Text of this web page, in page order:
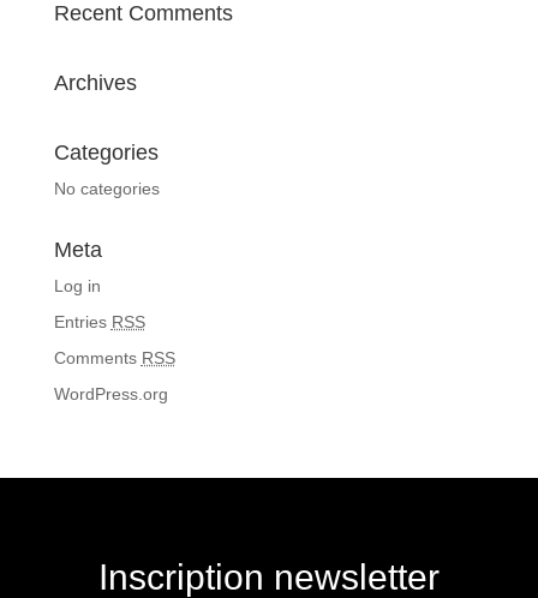
Recent Comments
Archives
Categories
No categories
Meta
Log in
Entries RSS
Comments RSS
WordPress.org
Inscription newsletter